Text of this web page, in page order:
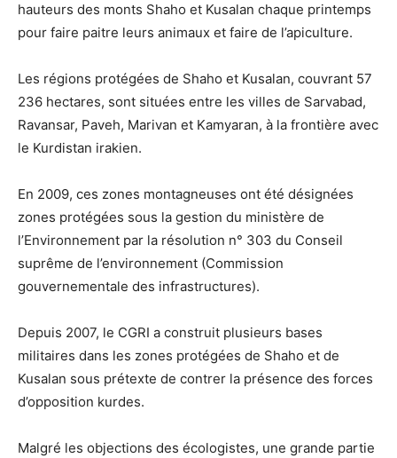
hauteurs des monts Shaho et Kusalan chaque printemps
pour faire paitre leurs animaux et faire de l’apiculture.
Les régions protégées de Shaho et Kusalan, couvrant 57
236 hectares, sont situées entre les villes de Sarvabad,
Ravansar, Paveh, Marivan et Kamyaran, à la frontière avec
le Kurdistan irakien.
En 2009, ces zones montagneuses ont été désignées
zones protégées sous la gestion du ministère de
l’Environnement par la résolution n° 303 du Conseil
suprême de l’environnement (Commission
gouvernementale des infrastructures).
Depuis 2007, le CGRI a construit plusieurs bases
militaires dans les zones protégées de Shaho et de
Kusalan sous prétexte de contrer la présence des forces
d’opposition kurdes.
Malgré les objections des écologistes, une grande partie